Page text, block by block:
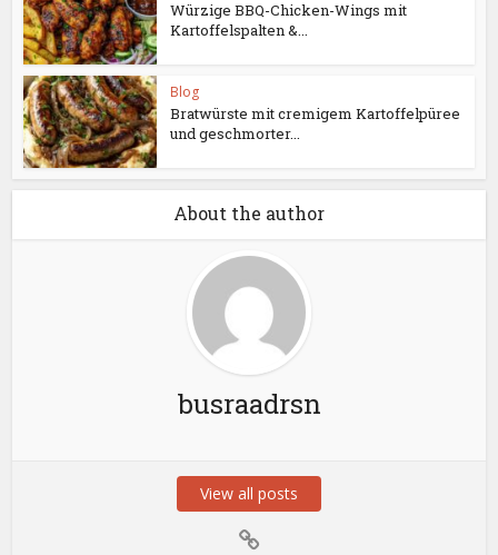
Würzige BBQ-Chicken-Wings mit
Kartoffelspalten &...
Blog
Bratwürste mit cremigem Kartoffelpüree
und geschmorter...
About the author
busraadrsn
View all posts